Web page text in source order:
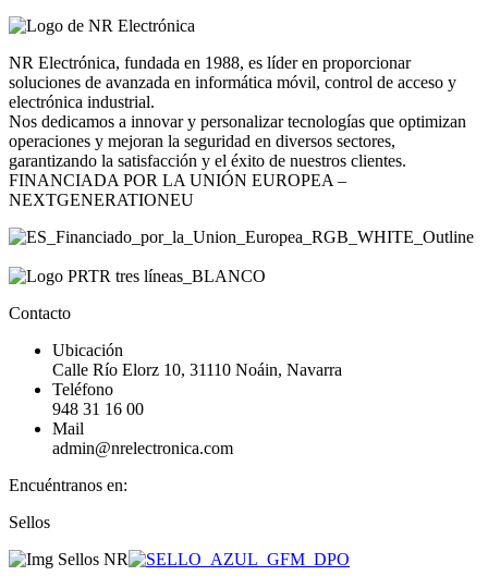
NR Electrónica, fundada en 1988, es líder en proporcionar
soluciones de avanzada en informática móvil, control de acceso y
electrónica industrial.
Nos dedicamos a innovar y personalizar tecnologías que optimizan
operaciones y mejoran la seguridad en diversos sectores,
garantizando la satisfacción y el éxito de nuestros clientes.
FINANCIADA POR LA UNIÓN EUROPEA –
NEXTGENERATIONEU
Contacto
Ubicación
Calle Río Elorz 10, 31110 Noáin, Navarra
Teléfono
948 31 16 00
Mail
admin@nrelectronica.com
Encuéntranos en:
Facebook
opens
Linkedin
opens
Instagram
opens
Sellos